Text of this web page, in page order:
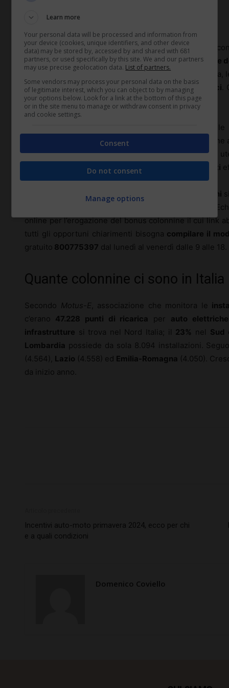
Cosa si può comprare
Tramite ilcontributoche si ricevegraziealbonus
è
laricarica elettrica. In primo luogo, però l’erogazione
sostenuti
di messa in opera dellecolonnine
di ricarica,
necessarie alla messa in opera degliimpianti elettrici
e degli impianti e dispositivi per il monitoraggio.
Inoltre si ritengono compensabili dal bonus anche
sicurezza e collaudi. Nonché i costi per la
nuovo Pod(Point of delivery). Lespeseche ciascun
fatto o farà devono esseredocumentate pagamenti
Per ottenere ulteriori e più approfondite informazioni
gestisce il processo di erogazione per il Ministero.
online per l’erogazione del bonus colonnine il cui link
tutti gli opportuni chiarimenti bisogna compilare il
gratuito 800775397 dal lunedì al venerdì dalle 9 alle 18.
Quante colonnine ci sono in Italia
Secondo Motus-E , associazione che monitora le
c’erano 47.228 punti di ricarica per auto elettriche
infrastrutture si trova nel Nord Italia; il 23% nel Sud
Lombardia possiede da sola 8.094 installazioni.
(4.564), Lazio (4.558) ed Emilia-Romagna (4.050).
da inizio anno.
Incentivi auto-moto primavera 2024, ecco per chi
e a quali condizioni
Domenico Coviello
Learn more
Your personal data will be processed and information from
your device (cookies, unique identifiers, and other device
data) may be stored by, accessed by and shared with 681
partners, or used specifically by this site. We and our partners
may use precise geolocation data. List of partners.
Some vendors may process your personal data on the basis
of legitimate interest, which you can object to by managing
your options below. Look for a link at the bottom of this page
or in the site menu to manage or withdraw consent in privacy
and cookie settings.
Consent
Do not consent
Manage options